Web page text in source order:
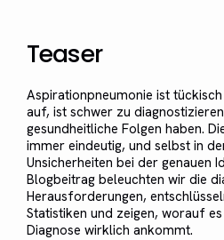
Teaser
Aspirationpneumonie ist
auf, ist schwer zu
gesundheitliche Folgen haben.
immer eindeutig, und selbst in
Unsicherheiten bei der genauen
Blogbeitrag beleuchten wir die
Herausforderungen,
Statistiken und zeigen, worauf
Diagnose wirklich ankommt.